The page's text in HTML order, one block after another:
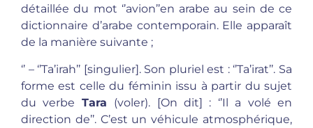
détaillée du mot ‘’avion’’en arabe au sein de ce
dictionnaire d’arabe contemporain. Elle apparaît
de la manière suivante ;
‘’ – ‘’Ta’irah’’ [singulier]. Son pluriel est : ‘’Ta’irat’’. Sa
forme est celle du féminin issu à partir du sujet
du verbe Tara (voler). [On dit] : ‘’Il a volé en
direction de’’. C’est un véhicule atmosphérique,